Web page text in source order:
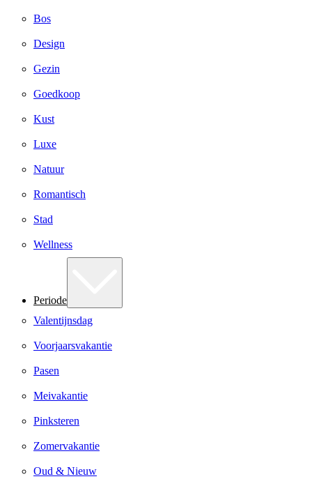
Bos
Design
Gezin
Goedkoop
Kust
Luxe
Natuur
Romantisch
Stad
Wellness
Periode
Valentijnsdag
Voorjaarsvakantie
Pasen
Meivakantie
Pinksteren
Zomervakantie
Oud & Nieuw